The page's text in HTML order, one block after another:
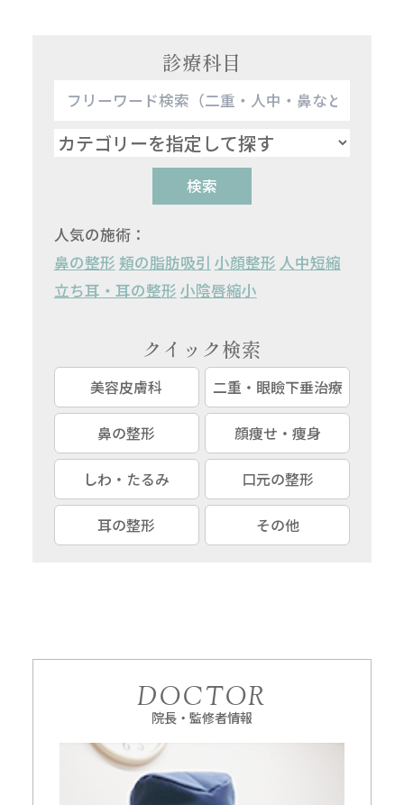
診療科目
検索
人気の施術：
鼻の整形 頬の脂肪吸引 小顔整形 人中短縮
立ち耳・耳の整形 小陰唇縮小
クイック検索
美容皮膚科 二重・眼瞼下垂治療
鼻の整形 顔痩せ・痩身
しわ・たるみ 口元の整形
耳の整形 その他
DOCTOR
院長・監修者情報